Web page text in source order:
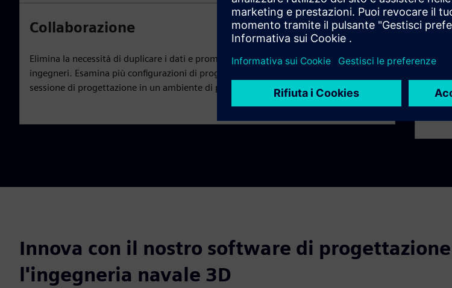
Collaborazione
Elimina la necessità di duplicare i dati e promuovi la collaborazione tra i team di
ingegneri. Esamina più configurazioni di progettazione navale all'interno della stessa
sessione di progettazione in un ambiente di progettazione collaborativo.
Innova con il nostro software di
l'ingegneria navale 3D